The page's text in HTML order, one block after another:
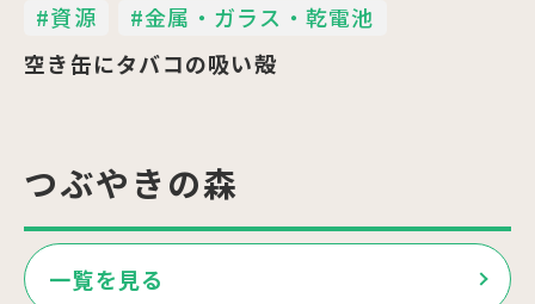
#資源
#金属・ガラス・乾電池
空き缶にタバコの吸い殻
つぶやきの森
一覧を見る